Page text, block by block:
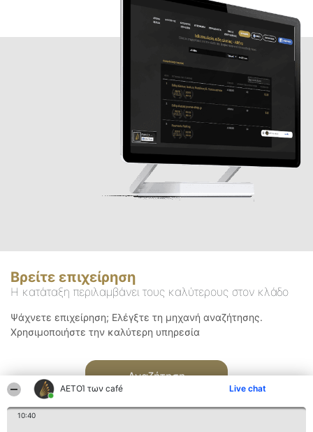
ΑΕΤΟΊ των café Live chat
10:40
Βρείτε επιχείρηση
Η κατάταξη περιλαμβάνει τους καλύτερους στον κλάδο
Ψάχνετε επιχείρηση; Ελέγξτε τη μηχανή αναζήτησης.
Χρησιμοποιήστε την καλύτερη υπηρεσία
Αναζήτηση